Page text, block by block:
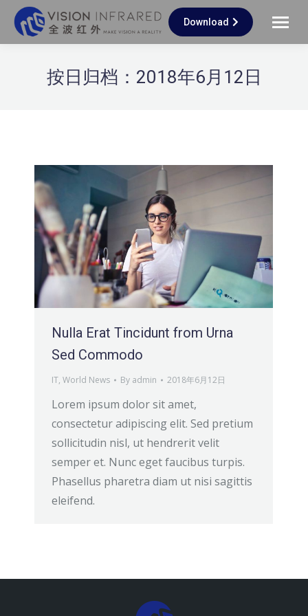
Download
按日归档： 2018年6月12日
Nulla Erat Tincidunt from Urna
Sed Commodo
IT, World News By admin 2018年6月12日
Lorem ipsum dolor sit amet,
consectetur adipiscing elit. Sed pretium
sollicitudin nisl, ut hendrerit velit
semper et. Nunc eget faucibus turpis.
Phasellus pharetra diam ut nisi sagittis
eleifend.